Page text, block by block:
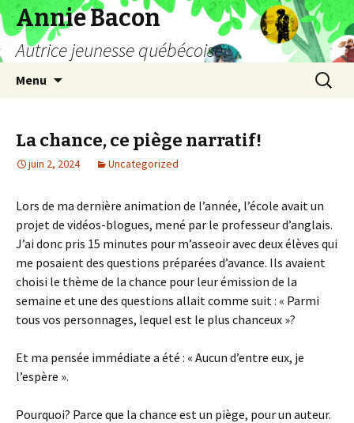
Annie Bacon
Autrice jeunesse québécoise
Menu
La chance, ce piège narratif!
juin 2, 2024 Uncategorized
Lors de ma dernière animation de l’année, l’école avait un
projet de vidéos-blogues, mené par le professeur d’anglais.
J’ai donc pris 15 minutes pour m’asseoir avec deux élèves qui
me posaient des questions préparées d’avance. Ils avaient
choisi le thème de la chance pour leur émission de la
semaine et une des questions allait comme suit : « Parmi
tous vos personnages, lequel est le plus chanceux »?
Et ma pensée immédiate a été : « Aucun d’entre eux, je
l’espère ».
Pourquoi? Parce que la chance est un piège, pour un auteur.